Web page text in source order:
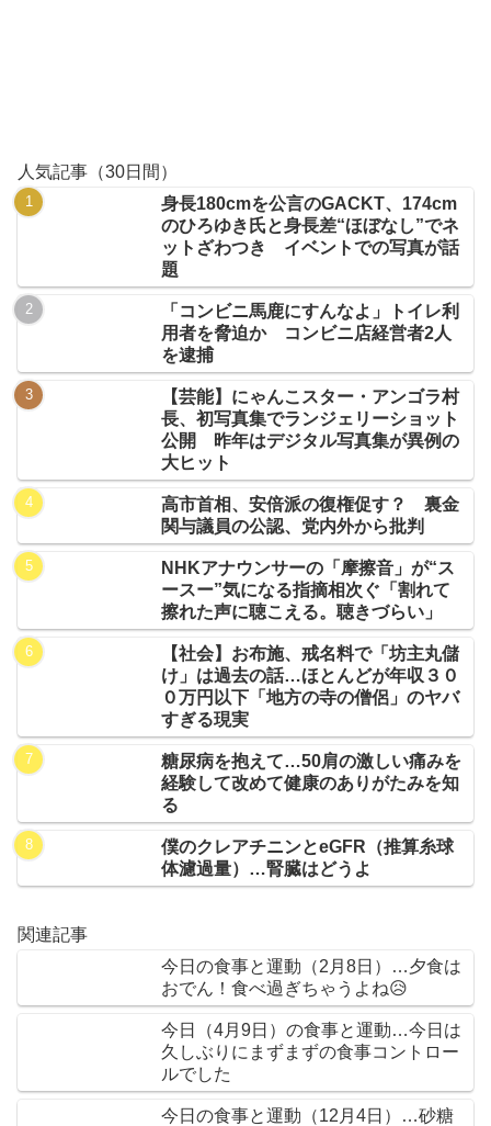
人気記事（30日間）
身長180cmを公言のGACKT、174cm
のひろゆき氏と身長差“ほぼなし”でネ
ットざわつき イベントでの写真が話
題
「コンビニ馬鹿にすんなよ」トイレ利
用者を脅迫か コンビニ店経営者2人
を逮捕
【芸能】にゃんこスター・アンゴラ村
長、初写真集でランジェリーショット
公開 昨年はデジタル写真集が異例の
大ヒット
高市首相、安倍派の復権促す？ 裏金
関与議員の公認、党内外から批判
NHKアナウンサーの「摩擦音」が“ス
ースー”気になる指摘相次ぐ「割れて
擦れた声に聴こえる。聴きづらい」
【社会】お布施、戒名料で「坊主丸儲
け」は過去の話…ほとんどが年収３０
０万円以下「地方の寺の僧侶」のヤバ
すぎる現実
糖尿病を抱えて…50肩の激しい痛みを
経験して改めて健康のありがたみを知
る
僕のクレアチニンとeGFR（推算糸球
体濾過量）…腎臓はどうよ
関連記事
今日の食事と運動（2月8日）…夕食は
おでん！食べ過ぎちゃうよね😥
今日（4月9日）の食事と運動…今日は
久しぶりにまずまずの食事コントロー
ルでした
今日の食事と運動（12月4日）…砂糖